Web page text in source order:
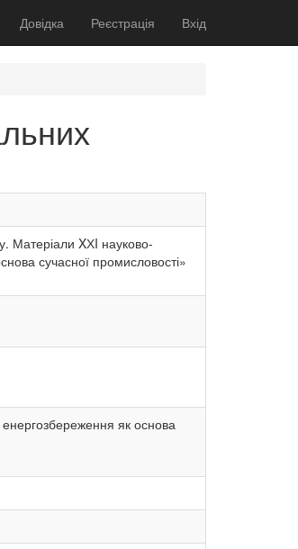
Довідка Реєстрація Вхід
Матеріали XХI науково-
сучасної промисловості»
енергозбереження як основа